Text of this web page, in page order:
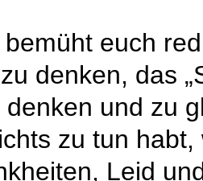
euch
denken, das
und zu
zu tun
Leid